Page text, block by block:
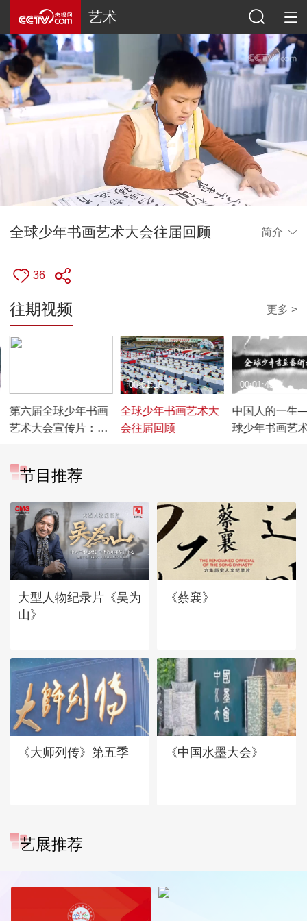
艺术
全球少年书画艺术大会往届回顾 简介
36
往期视频 更多 >
第六届全球少年书画
艺术大会宣传片：导
全球少年书画艺术大
会往届回顾
00:01:18
中国人的一
球少年书画艺
00:01:45
节目推荐
大型人物纪录片《吴为
山》
《蔡襄》
《大师列传》第五季 《中国水墨大会》
艺展推荐